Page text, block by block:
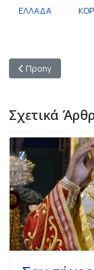
ΕΛΛΑΔΑ
Προηγούμενο
Προηγ
Σχετικά